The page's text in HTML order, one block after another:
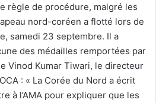
règle de procédure, malgré les
nord-coréen a flotté lors de
samedi 23 septembre. Il a
des médailles remportées par
Vinod Kumar Tiwari, le directeur
: « La Corée du Nord a écrit
à l’AMA pour expliquer que les